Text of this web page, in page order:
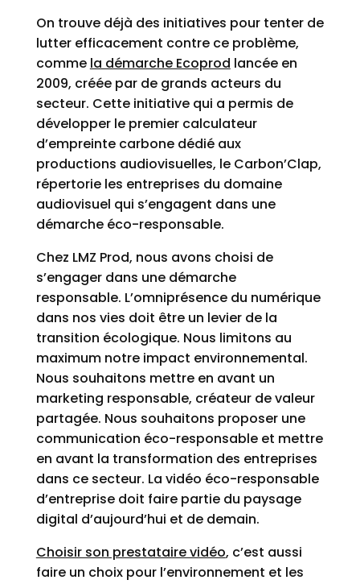
On trouve déjà des initiatives pour tenter de
lutter efficacement contre ce problème,
comme la démarche Ecoprod lancée en
2009, créée par de grands acteurs du
secteur. Cette initiative qui a permis de
développer le premier calculateur
d’empreinte carbone dédié aux
productions audiovisuelles, le Carbon’Clap,
répertorie les entreprises du domaine
audiovisuel qui s’engagent dans une
démarche éco-responsable.
Chez LMZ Prod, nous avons choisi de
s’engager dans une démarche
responsable. L’omniprésence du numérique
dans nos vies doit être un levier de la
transition écologique. Nous limitons au
maximum notre impact environnemental.
Nous souhaitons mettre en avant un
marketing responsable, créateur de valeur
partagée. Nous souhaitons proposer une
communication éco-responsable et mettre
en avant la transformation des entreprises
dans ce secteur. La vidéo éco-responsable
d’entreprise doit faire partie du paysage
digital d’aujourd’hui et de demain.
Choisir son prestataire vidéo, c’est aussi
faire un choix pour l’environnement et les